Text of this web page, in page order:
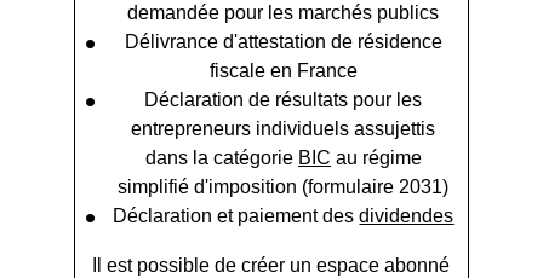
demandée pour les marchés publics
Délivrance d'attestation de résidence
fiscale en France
Déclaration de résultats pour les
entrepreneurs individuels assujettis
dans la catégorie BIC au régime
simplifié d'imposition (formulaire 2031)
Déclaration et paiement desdividendes
Il est possible de créer un espace abonné